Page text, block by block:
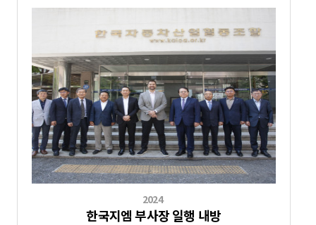
2024
한국지엠 부사장 일행 내방